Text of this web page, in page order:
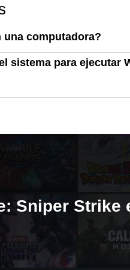
una computadora?
sistema para ejecutar
Sniper Strike